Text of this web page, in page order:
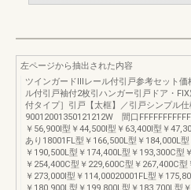
左ページから抽出された内容
ツインガードⅢレール付引戸参考セット価
ル付引戸袖付2枚引ハンガー引戸ドア・
付タイプ］引戸【太框】／引戸シンプル
90012001350121212W 間口
￥56,900I型￥44,500I型￥63,400I型￥
あり18001FL型￥166,500L型￥184,000L
￥190,500L型￥174,400L型￥193,300C型
￥254,400C型￥229,600C型￥267,400C型
￥273,000I型￥114,00020001FL型￥
￥180,900L型￥199,800L型￥183,700L型